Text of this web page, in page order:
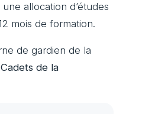
allocation d’études
mois de formation.
de gardien de la
de la